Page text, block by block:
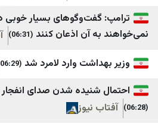
ليفانت نيوز
Etijahat Media
بسیار خوبی داشتیم، اما
آن اذعان کنند (06:31)
آفتاب نیوز
وارد لامرد شد
آفتاب نیوز
شدن صدای انفجار در خارج از
نیوز